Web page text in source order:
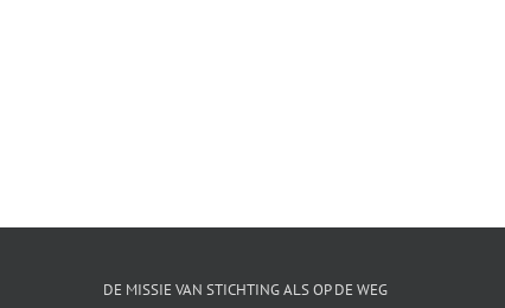
DE MISSIE VAN STICHTING ALS OP DE WEG